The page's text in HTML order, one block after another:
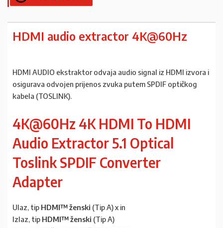
HDMI audio extractor 4K@60Hz
HDMI AUDIO ekstraktor odvaja audio signal iz HDMI izvora i
osigurava odvojen prijenos zvuka putem SPDIF optičkog
kabela (TOSLINK).
4K@60Hz 4K HDMI To HDMI
Audio Extractor 5.1 Optical
Toslink SPDIF Converter
Adapter
Ulaz, tip HDMI™ ženski (Tip A) x in
Izlaz, tip HDMI™ ženski (Tip A)